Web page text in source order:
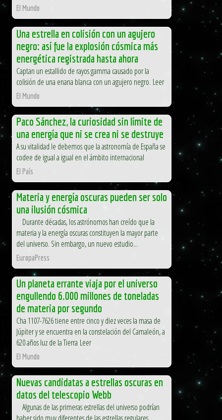
El Mundo
Una estrella en colisión con un agujero
negro: así fue la explosión cósmica más
energética registrada hasta ahora
Captan un estallido de rayos gamma causado por la
colisión de una enana blanca con un agujero negro. Leer
El Mundo
Paco Sánchez, la curiosidad sin límite de
una energía que ni se crea ni se destruye
A su vitalidad le debemos que la astronomía de España se
codee de igual a igual en el ámbito internacional
El País
Materia y energía oscuras pueden ser solo
una ilusión cósmica
Durante décadas, los astrónomos han creído que la
materia y la energía oscuras constituyen la mayor parte
del universo. Sin embargo, un nuevo estudio...
EuropaPress
Un planeta errante viaja por el universo
engullendo 6.000 millones de toneladas
de materia por segundo
Cha 1107-7626 tiene entre cinco y diez veces la masa de
Júpiter y se encuentra en la constelación del Camaleón, a
620 años luz de la Tierra Leer
El Mundo
Nuevas candidatas a estrellas oscuras en
datos del telescopio Webb
Algunas de las primeras estrellas del universo podrían